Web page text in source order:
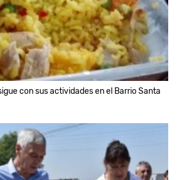
con sus actividades en el Barrio Santa